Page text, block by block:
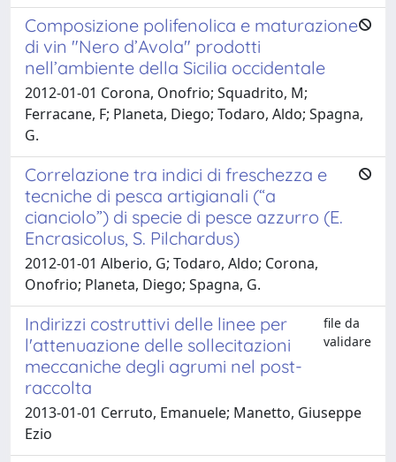
Composizione polifenolica e maturazione
di vin "Nero d’Avola" prodotti
nell’ambiente della Sicilia occidentale
2012-01-01 Corona, Onofrio; Squadrito, M;
Ferracane, F; Planeta, Diego; Todaro, Aldo; Spagna,
G.
Correlazione tra indici di freschezza e
tecniche di pesca artigianali (“a
cianciolo”) di specie di pesce azzurro (E.
Encrasicolus, S. Pilchardus)
2012-01-01 Alberio, G; Todaro, Aldo; Corona,
Onofrio; Planeta, Diego; Spagna, G.
Indirizzi costruttivi delle linee per
l'attenuazione delle sollecitazioni
meccaniche degli agrumi nel post-
raccolta
file da
validare
2013-01-01 Cerruto, Emanuele; Manetto, Giuseppe
Ezio